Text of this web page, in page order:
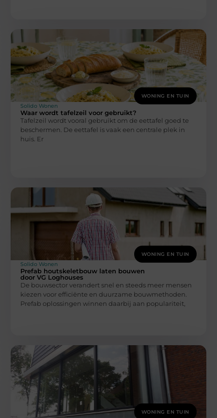
WONING EN TUIN
Solido Wonen
Waar wordt tafelzeil voor gebruikt?
Tafelzeil wordt vooral gebruikt om de eettafel goed te
beschermen. De eettafel is vaak een centrale plek in
huis. Er
WONING EN TUIN
Solido Wonen
Prefab houtskeletbouw laten bouwen
door VG Loghouses
De bouwsector verandert snel en steeds meer mensen
kiezen voor efficiënte en duurzame bouwmethoden.
Prefab oplossingen winnen daarbij aan populariteit,
WONING EN TUIN